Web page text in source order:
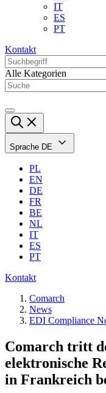
IT
ES
PT
Kontakt
Alle Kategorien
Sprache DE
PL
EN
DE
FR
BE
NL
IT
ES
PT
Kontakt
Comarch
News
EDI Compliance
Comarch tritt
elektronische
in Frankreich